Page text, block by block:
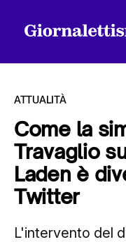
Tutti gli articoli
ATTUALITÀ
Come la
Travaglio
Laden è
Twitter
L'intervento del